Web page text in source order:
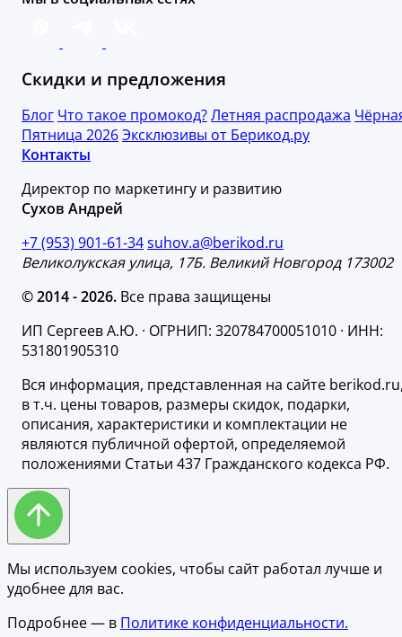
Скидки и предложения
Блог Что такое промокод?Летняя распродажа
Пятница 2026Эксклюзивы от Берикод.ру
Контакты
Директор по маркетингу и развитию
Сухов Андрей
+7 (953) 901-61-34suhov.a@berikod.ru
Великолукская улица, 17Б. Великий Новгород 173002
© 2014 - 2026. Все права защищены
ИП Сергеев А.Ю. · ОГРНИП: 320784700051010 · ИНН:
531801905310
Вся информация, представленная на сайте
в т.ч. цены товаров, размеры скидок, подарки,
описания, характеристики и комплектации не
являются публичной офертой, определяемой
положениями Статьи 437 Гражданского кодекса РФ.
Мы используем cookies, чтобы сайт работал лучше и
удобнее для вас.
Подробнее — в Политике конфиденциальности.